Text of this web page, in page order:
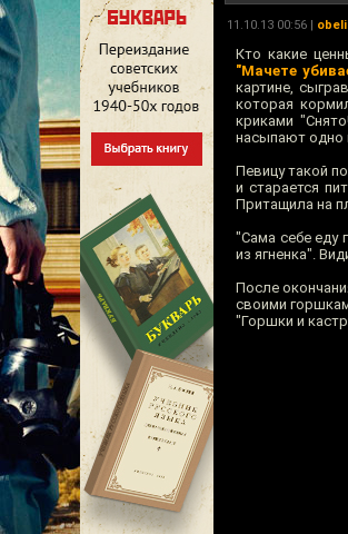
11.10.13 00:56 |
Кто какие
"Мачете
картине,
которая
криками
насыпают одно
Певицу такой
и старается
Притащила на
"Сама себе еду
из ягненка".
После
своими
"Горшки и